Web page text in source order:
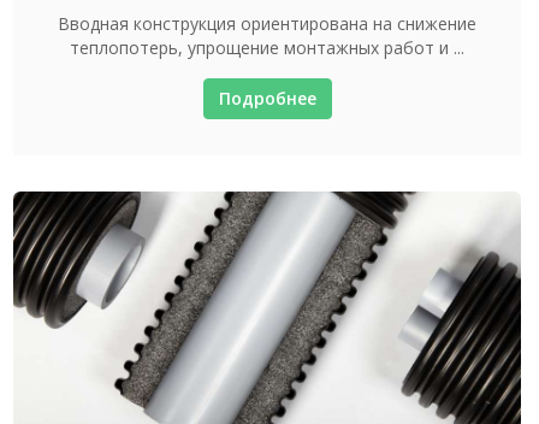
Вводная конструкция ориентирована на снижение
теплопотерь, упрощение монтажных работ и ...
Подробнее